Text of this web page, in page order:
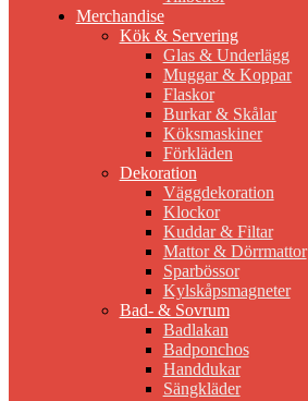
Merchandise
Kök & Servering
Glas & Underlägg
Muggar & Koppar
Flaskor
Burkar & Skålar
Köksmaskiner
Förkläden
Dekoration
Väggdekoration
Klockor
Kuddar & Filtar
Mattor & Dörrmattor
Sparbössor
Kylskåpsmagneter
Bad- & Sovrum
Badlakan
Badponchos
Handdukar
Sängkläder